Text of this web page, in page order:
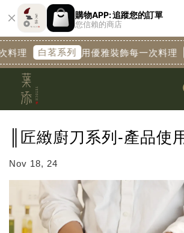
購物APP: 追蹤您的訂單
您信賴的商店
料理 白茗系列 用優雅裝飾每一次料理
║匠緻廚刀系列-產品使
Nov 18, 24